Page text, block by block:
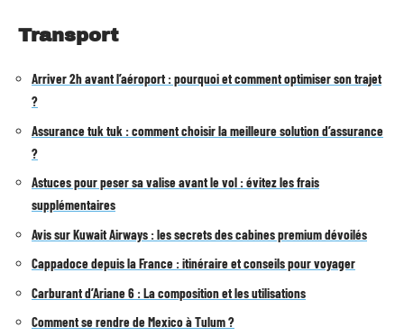
Transport
Arriver 2h avant l’aéroport : pourquoi et comment optimiser son trajet
?
Assurance tuk tuk : comment choisir la meilleure solution d’assurance
?
Astuces pour peser sa valise avant le vol : évitez les frais
supplémentaires
Avis sur Kuwait Airways : les secrets des cabines premium dévoilés
Cappadoce depuis la France : itinéraire et conseils pour voyager
Carburant d’Ariane 6 : La composition et les utilisations
Comment se rendre de Mexico à Tulum ?